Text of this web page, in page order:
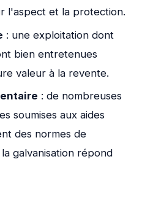
l'aspect et la protection.
: une exploitation dont
bien entretenues
valeur à la revente.
: de nombreuses
soumises aux aides
des normes de
galvanisation répond